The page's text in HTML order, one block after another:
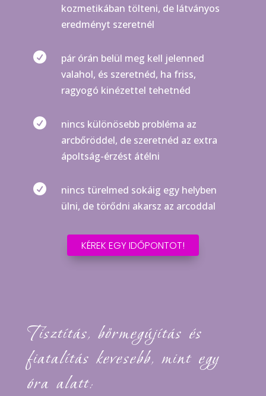
kozmetikában tölteni, de látványos
eredményt szeretnél

pár órán belül meg kell jelenned
valahol, és szeretnéd, ha friss,
ragyogó kinézettel tehetnéd

nincs különösebb probléma az
arcbőröddel, de szeretnéd az extra
ápoltság-érzést átélni

nincs türelmed sokáig egy helyben
ülni, de törődni akarsz az arcoddal
KÉREK EGY IDŐPONTOT!
Tisztítás, bőrmegújítás és
fiatalítás kevesebb, mint egy
óra alatt: